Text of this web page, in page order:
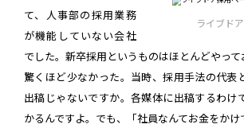
ライブド
て、人事部の採用業務
が機能していない会社
でした。新卒採用というものはほとんどやって
驚くほど少なかった。当時、採用手法の代表
出稿じゃないですか。各媒体に出稿するわけ
かるんですよ。でも、「社員なんてお金をかけ